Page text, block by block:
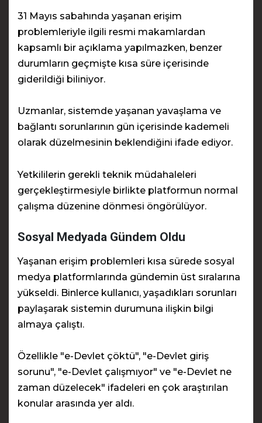
31 Mayıs sabahında yaşanan erişim
problemleriyle ilgili resmi makamlardan
kapsamlı bir açıklama yapılmazken, benzer
durumların geçmişte kısa süre içerisinde
giderildiği biliniyor.
Uzmanlar, sistemde yaşanan yavaşlama ve
bağlantı sorunlarının gün içerisinde kademeli
olarak düzelmesinin beklendiğini ifade ediyor.
Yetkililerin gerekli teknik müdahaleleri
gerçekleştirmesiyle birlikte platformun normal
çalışma düzenine dönmesi öngörülüyor.
Sosyal Medyada Gündem Oldu
Yaşanan erişim problemleri kısa sürede sosyal
medya platformlarında gündemin üst sıralarına
yükseldi. Binlerce kullanıcı, yaşadıkları sorunları
paylaşarak sistemin durumuna ilişkin bilgi
almaya çalıştı.
Özellikle "e-Devlet çöktü", "e-Devlet giriş
sorunu", "e-Devlet çalışmıyor" ve "e-Devlet ne
zaman düzelecek" ifadeleri en çok araştırılan
konular arasında yer aldı.